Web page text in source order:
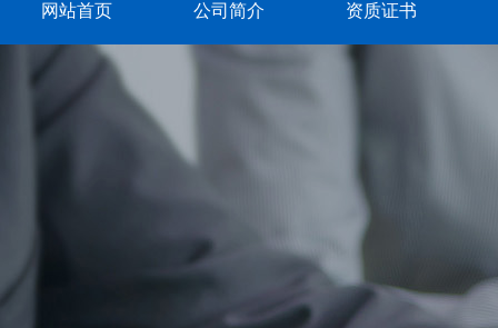
网站首页 公司简介 资质证书